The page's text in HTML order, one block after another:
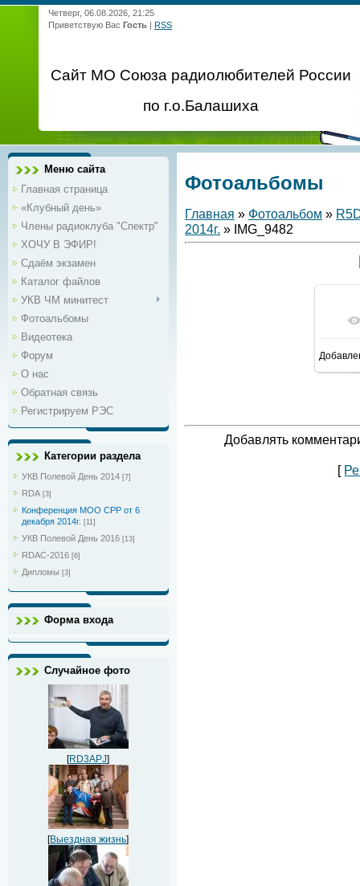
Четверг, 06.08.2026, 21:25
Приветствую Вас Гость | RSS
Сайт МО Союза радиолюбителей России
по г.о.Балашиха
Меню сайта
Главная страница
«Клубный день»
Члены радиоклуба "Спектр"
ХОЧУ В ЭФИР!
Сдаём экзамен
Каталог файлов
УКВ ЧМ минитест
Фотоальбомы
Видеотека
Форум
О нас
Обратная связь
Регистрируем РЭС
Категории раздела
УКВ Полевой День 2014 [7]
RDA [3]
Конференция МОО СРР от 6
декабря 2014г. [11]
УКВ Полевой День 2016 [13]
RDAC-2016 [6]
Дипломы [3]
Форма входа
Случайное фото
[RD3APJ]
[Выездная жизнь]
Фотоальбомы
Главная » Фотоальбом »
2014г. » IMG_9482
Добавлять
[